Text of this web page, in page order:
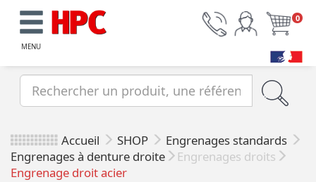
MENU
0
Accueil SHOP
Engrenages standards
Engrenages à denture droite
Engrenages droits
Engrenage droit acier